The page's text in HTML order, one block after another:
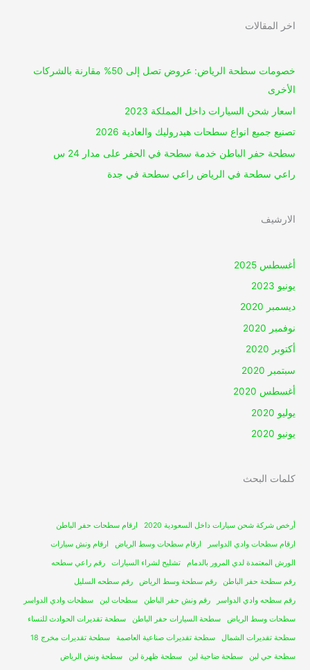
اخر المقالات
خصومات سطحة الرياض: عروض تصل إلى 50% مقارنة بالشركات
الأخرى
اسعار شحن السيارات داخل المملكة 2023
تصنيع جميع انواع سطحات هيدروليك والعادية 2026
سطحة حفر الباطن خدمة سطحة في الحفر على مدار 24 س
راعي سطحة في الرياض راعي سطحة في جدة
الارشيف
أغسطس 2025
يونيو 2023
ديسمبر 2020
نوفمبر 2020
أكتوبر 2020
سبتمبر 2020
أغسطس 2020
يوليو 2020
يونيو 2020
كلمات البحث
أرخص شركة شحن سيارات داخل السعودية 2020 ارقام سطحات حفر الباطن
ارقام سطحات وادي الدواسر ارقام سطحات وسط الرياض ارقام ونش سيارات
الورش المعتمدة لدي المرور بالدمام تشليح لشراء السيارات رقم راعي سطحه
رقم سطحة حفر الباطن رقم سطحة وسط الرياض رقم سطحه السليل
رقم سطحه وادي الدواسر رقم ونش حفر الباطن سطحات لبن سطحات وادي الدواسر
سطحات وسط الرياض سطحة السيارات حفر الباطن سطحة تقديرات الحوادث للنساء
سطحة تقديرات الشمال سطحة تقديرات صناعية العاصمة سطحة تقديرات مخرج 18
سطحة حي لبن سطحة ضاحية لبن سطحة ظهرة لبن سطحة ونش الرياض